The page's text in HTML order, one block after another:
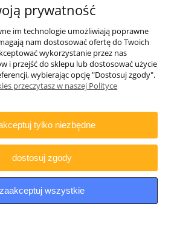
skorzystania z naszych usług:
informacyjna:
lentus-militaria.pl/
Agencji fotograficznej
Rafał Nizicki
Andersa 2e/77
41-200 Sosnowiec
644-307-79-15
nie prowadzimy pod nim sklepu
i odbiorów osobistych towarów.
prywatność
im technologie umożliwiają poprawne
nam dostosować ofertę do Twoich
wykorzystanie przez nas
i przejść do sklepu lub dostosować użycie
wybierając opcję "Dostosuj zgody".
przeczytasz w naszej Polityce
tylko niezbędne
dostosuj zgody
zaakceptuj wszystkie